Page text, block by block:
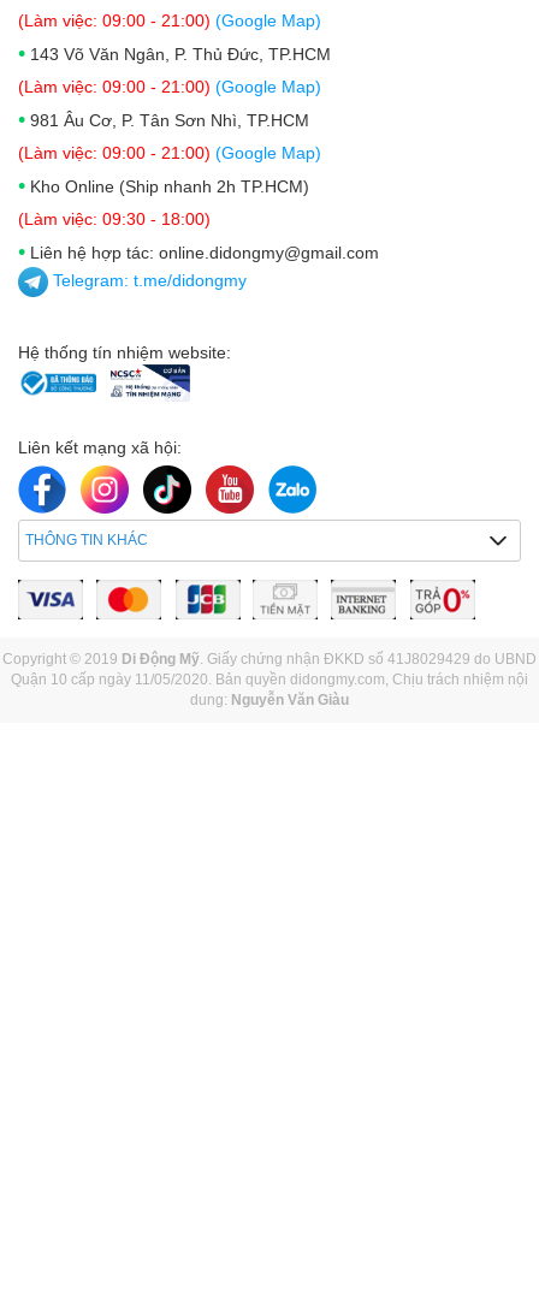
(Làm việc: 09:00 - 21:00) (Google Map)
• 143 Võ Văn Ngân, P. Thủ Đức, TP.HCM
(Làm việc: 09:00 - 21:00) (Google Map)
• 981 Âu Cơ, P. Tân Sơn Nhì, TP.HCM
(Làm việc: 09:00 - 21:00) (Google Map)
• Kho Online (Ship nhanh 2h TP.HCM)
(Làm việc: 09:30 - 18:00)
• Liên hệ hợp tác: online.didongmy@gmail.com
Telegram: t.me/didongmy
Hệ thống tín nhiệm website:
Liên kết mạng xã hội:
THÔNG TIN KHÁC
Copyright © 2019 Di Động Mỹ. Giấy chứng nhận ĐKKD số 41J8029429 do UBND
Quận 10 cấp ngày 11/05/2020. Bản quyền didongmy.com, Chịu trách nhiệm nội
dung: Nguyễn Văn Giàu